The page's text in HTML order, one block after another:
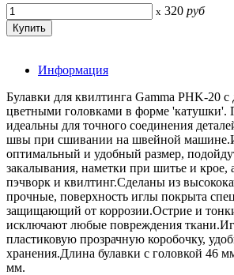
x 320 руб
Информация
Булавки для квилтинга Gamma PHK-20
цветными головками в форме 'катушки'.
идеальны для точного соединения
швы при сшивании на швейной
оптимальный и удобный размер,
закалывания, наметки при шитье и крое,
пэчворк и квилтинг.Сделаны из
прочные, поверхность иглы покрыта
защищающий от коррозии.Острие и
исключают любые повреждения
пластиковую прозрачную коробочку,
хранения.Длина булавки с головкой 46
мм.